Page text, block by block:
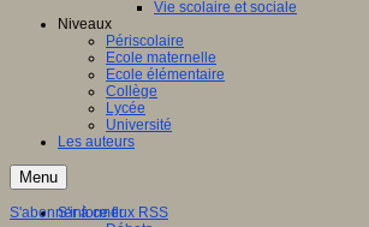
Vie scolaire et sociale
Niveaux
Périscolaire
Ecole maternelle
Ecole élémentaire
Collège
Lycée
Université
Les auteurs
Menu
S'informer
S'abonner à ce flux RSS